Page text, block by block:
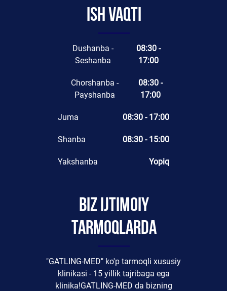
Ish vaqti
Dushanba -
Seshanba
08:30 -
17:00
Chorshanba -
Payshanba
08:30 -
17:00
Juma 08:30 - 17:00
Shanba 08:30 - 15:00
Yakshanba Yopiq
Biz ijtimoiy
tarmoqlarda
"GATLING-MED" ko'p tarmoqli xususiy
klinikasi - 15 yillik tajribaga ega
klinika!GATLING-MED da bizning